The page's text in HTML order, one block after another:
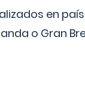
en
o Gran